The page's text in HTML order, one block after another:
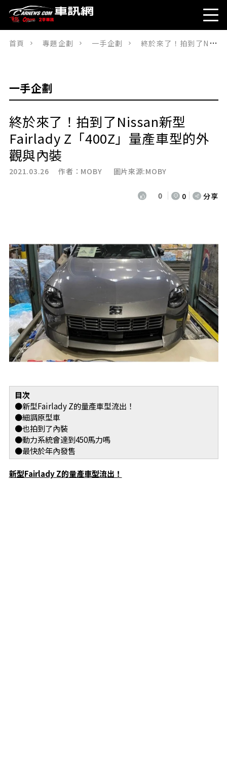
首頁 專題企劃 一手企劃 終於來了！拍到了Nissan新型Fairlady Z「400Z」量產車型的外觀與內裝
一手企劃
終於來了！拍到了Nissan新型
Fairlady Z「400Z」量產車型的外
觀與內裝
2021.03.26 作者： MOBY 圖片來源:MOBY
0 0 分享
目次
●新型Fairlady Z的量產車型流出！
●細調原型車
●也拍到了內裝
●動力系統會達到450馬力嗎
●最快於年內發售
新型Fairlady Z的量產車型流出！